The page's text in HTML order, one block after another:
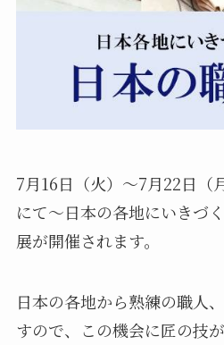
7月16日（火）～7月22日（
にて～日本の各地にいきづ
展が開催されます。
日本の各地から熟練の職人
すので、この機会に匠の技